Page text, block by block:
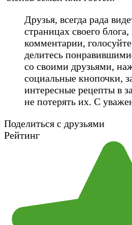
Друзья, всегда рада
страницах своего
комментарии,
делитесь
со своими друзьями,
социальные кнопочки,
интересные рецепты в
не потерять их. С
Поделиться с друзьями
Рейтинг